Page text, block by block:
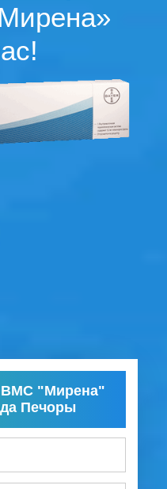
ВМС "Мирена"
Печоры